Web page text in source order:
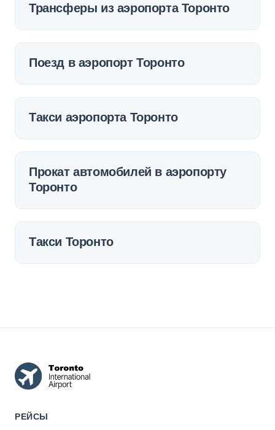
Трансферы из аэропорта Торонто
Поезд в аэропорт Торонто
Такси аэропорта Торонто
Прокат автомобилей в аэропорту
Торонто
Такси Торонто
РЕЙСЫ